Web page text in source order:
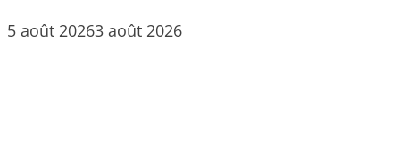
5 août 20263 août 2026